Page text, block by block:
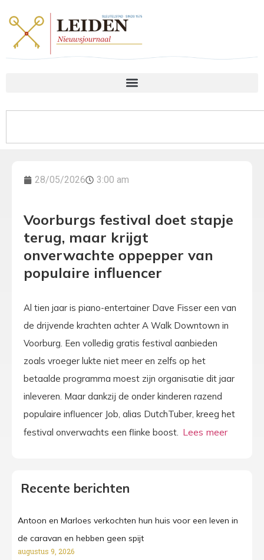
28/05/2026 3:00 am
Voorburgs festival doet stapje
terug, maar krijgt
onverwachte oppepper van
populaire influencer
Al tien jaar is piano-entertainer Dave Fisser een van
de drijvende krachten achter A Walk Downtown in
Voorburg. Een volledig gratis festival aanbieden
zoals vroeger lukte niet meer en zelfs op het
betaalde programma moest zijn organisatie dit jaar
inleveren. Maar dankzij de onder kinderen razend
populaire influencer Job, alias DutchTuber, kreeg het
festival onverwachts een flinke boost.
Recente berichten
Antoon en Marloes verkochten hun huis voor een leven in
de caravan en hebben geen spijt
augustus 9, 2026